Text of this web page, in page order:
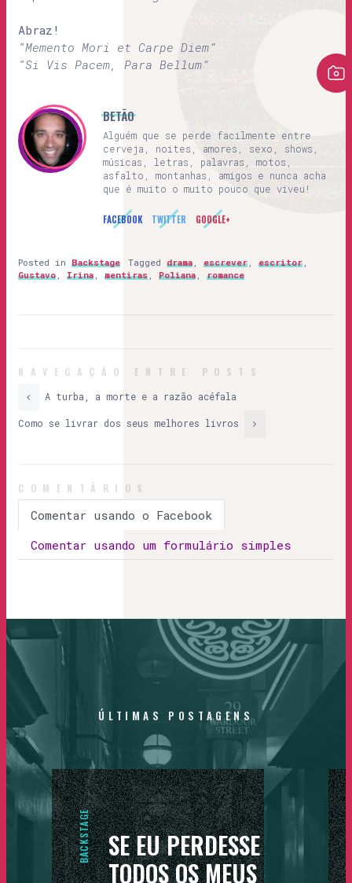
Abraz!
“Memento Mori et Carpe Diem”
“Si Vis Pacem, Para Bellum”
BETÃO
Alguém que se perde facilmente entre
cerveja, noites, amores, sexo, shows,
músicas, letras, palavras, motos,
asfalto, montanhas, amigos e nunca acha
que é muito o muito pouco que viveu!
FACEBOOK TWITTER GOOGLE+
Posted in Backstage Tagged drama escrever escritor
Gustavo
Irina mentiras Poliana romance
NAVEGAÇÃO ENTRE POSTS
A turba, a morte e a razão acéfala
Como se livrar dos seus melhores livros
COMENTÁRIOS
Comentar usando o Facebook
Comentar usando um formulário simples
ÚLTIMAS POSTAGENS
BACKSTAGE SE EU PERDESSE
TODOS OS MEUS